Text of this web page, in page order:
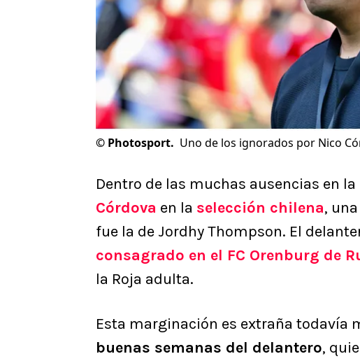
© Photosport. Uno de los ignorados por Nico
Dentro de las muchas ausencias en
Córdova en la selección chilena,
fue la de Jordhy Thompson. El
consagrado en el FC Orenburg de
la Roja adulta.
Esta marginación es extraña todavía
buenas semanas del delantero,